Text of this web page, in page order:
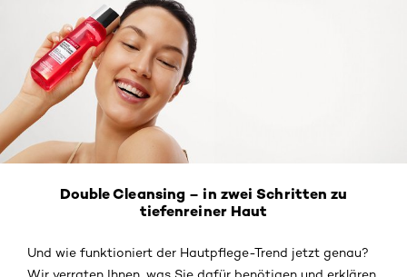
Double Cleansing – in zwei Schritten zu
tiefenreiner Haut
Und wie funktioniert der Hautpflege-Trend jetzt genau?